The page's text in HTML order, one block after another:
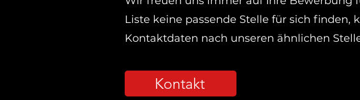
Liste keine passende Stelle für sich finden,
Kontaktdaten nach unseren ähnlichen
Kontakt